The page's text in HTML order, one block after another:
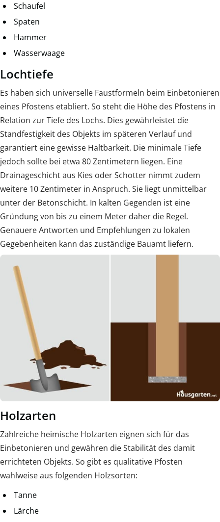
Schaufel
Spaten
Hammer
Wasserwaage
Lochtiefe
Es haben sich universelle Faustformeln beim Einbetonieren
eines Pfostens etabliert. So steht die Höhe des Pfostens in
Relation zur Tiefe des Lochs. Dies gewährleistet die
Standfestigkeit des Objekts im späteren Verlauf und
garantiert eine gewisse Haltbarkeit. Die minimale Tiefe
jedoch sollte bei etwa 80 Zentimetern liegen. Eine
Drainageschicht aus Kies oder Schotter nimmt zudem
weitere 10 Zentimeter in Anspruch. Sie liegt unmittelbar
unter der Betonschicht. In kalten Gegenden ist eine
Gründung von bis zu einem Meter daher die Regel.
Genauere Antworten und Empfehlungen zu lokalen
Gegebenheiten kann das zuständige Bauamt liefern.
Holzarten
Zahlreiche heimische Holzarten eignen sich für das
Einbetonieren und gewähren die Stabilität des damit
errichteten Objekts. So gibt es qualitative Pfosten
wahlweise aus folgenden Holzsorten:
Tanne
Lärche